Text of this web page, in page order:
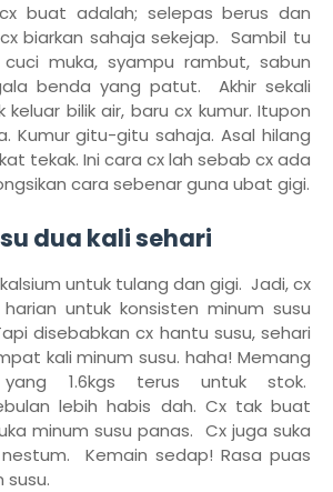
buat adalah; selepas berus dan
biarkan sahaja sekejap. Sambil tu
muka, syampu rambut, sabun
benda yang patut. Akhir sekali
bilik air, baru cx kumur. Itupon
Kumur gitu-gitu sahaja. Asal hilang
tekak. Ini cara cx lah sebab cx ada
cara sebenar guna ubat gigi.
dua kali sehari
untuk tulang dan gigi. Jadi, cx
untuk konsisten minum susu
disebabkan cx hantu susu, sehari
kali minum susu. haha! Memang
1.6kgs terus untuk stok.
lebih habis dah. Cx tak buat
minum susu panas. Cx juga suka
Kemain sedap! Rasa puas